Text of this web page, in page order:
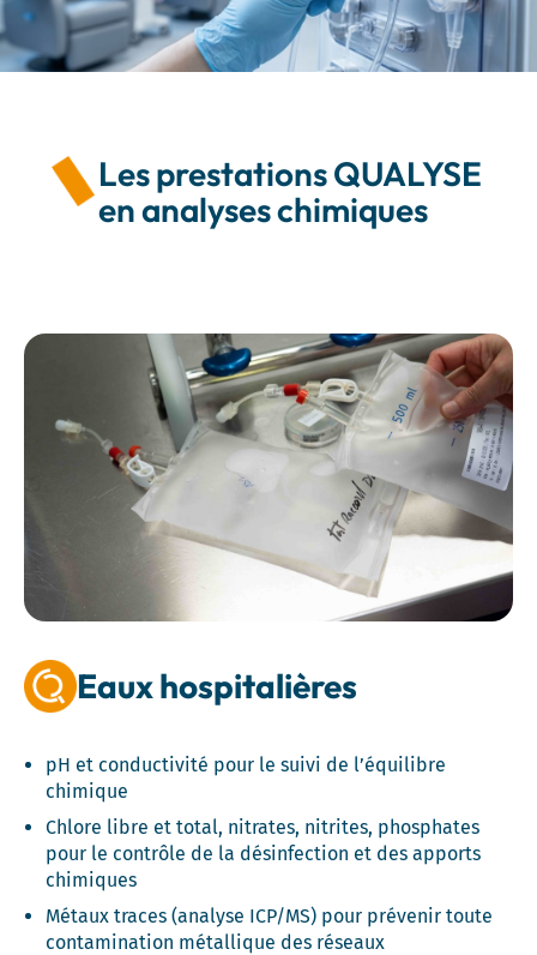
Les prestations QUALYSE
en analyses chimiques
Eaux hospitalières
pH et conductivité pour le suivi de l’équilibre
chimique
Chlore libre et total, nitrates, nitrites, phosphates
pour le contrôle de la désinfection et des apports
chimiques
Métaux traces (analyse ICP/MS) pour prévenir toute
contamination métallique des réseaux